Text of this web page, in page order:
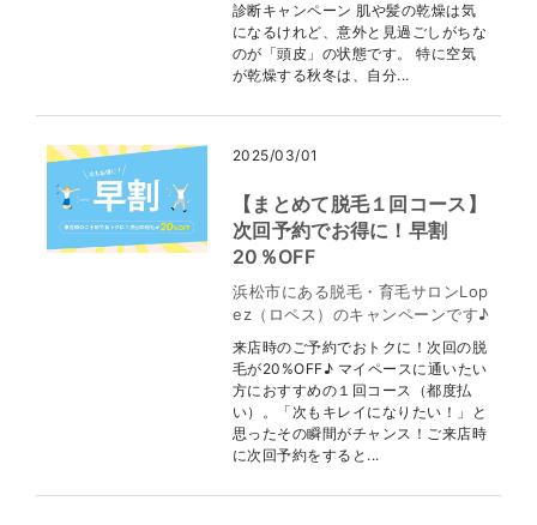
診断キャンペーン 肌や髪の乾燥は気
になるけれど、意外と見過ごしがちな
のが「頭皮」の状態です。 特に空気
が乾燥する秋冬は、自分...
2025/03/01
【まとめて脱毛１回コース】
次回予約でお得に！早割
20％OFF
浜松市にある脱毛・育毛サロンLop
ez（ロペス）のキャンペーンです♪
来店時のご予約でおトクに！次回の脱
毛が20%OFF♪ マイペースに通いたい
方におすすめの１回コース（都度払
い）。「次もキレイになりたい！」と
思ったその瞬間がチャンス！ご来店時
に次回予約をすると...